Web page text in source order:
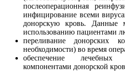
послеоперационная
инфицирование всеми
донорскую кровь. Данные
использованию пациентами
переливание донорских
необходимости) во время
обеспечение лечебных
компонентами донорской